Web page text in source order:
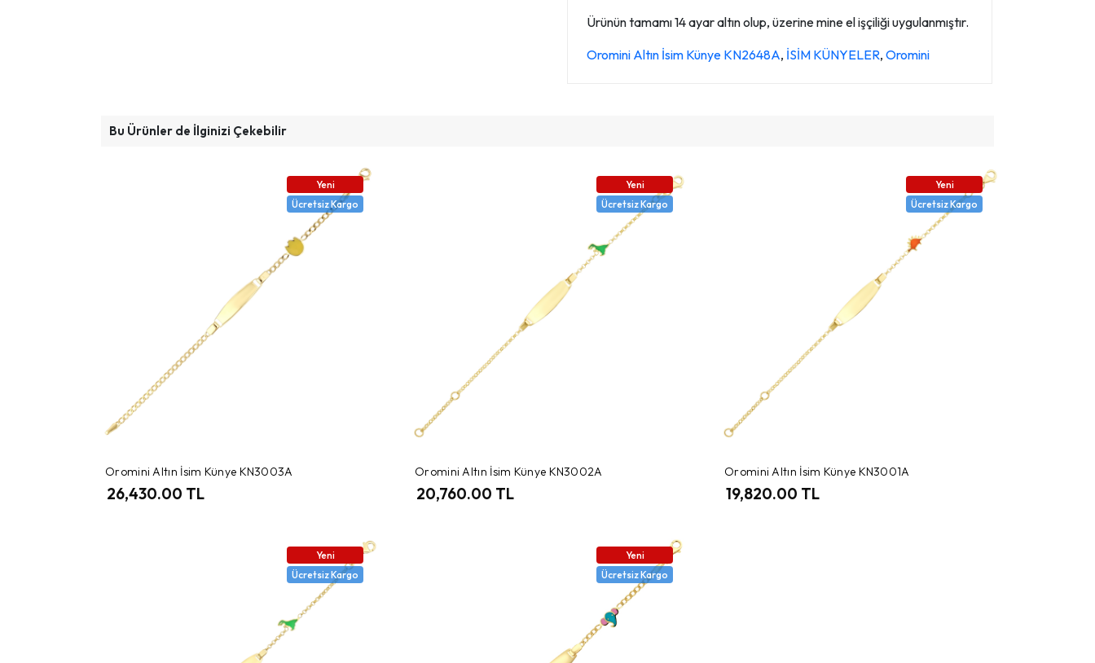
Ürünün tamamı 14 ayar altın olup, üzerine mine el işçiliği uygulanmıştır.
Oromini Altın İsim Künye KN2648A, İSİM KÜNYELER, Oromini
Bu Ürünler de İlginizi Çekebilir
Yeni
Ücretsiz Kargo
Oromini Altın İsim Künye KN3003A
26,430.00 TL
Yeni
Ücretsiz Kargo
Oromini Altın İsim Künye KN3002A
20,760.00 TL
Yeni
Ücretsiz Kargo
Oromini Altın İsim Künye KN3001A
19,820.00 TL
Yeni
Ücretsiz Kargo
Yeni
Ücretsiz Kargo